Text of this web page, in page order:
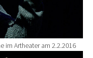
im Artheater am 2.2.2016